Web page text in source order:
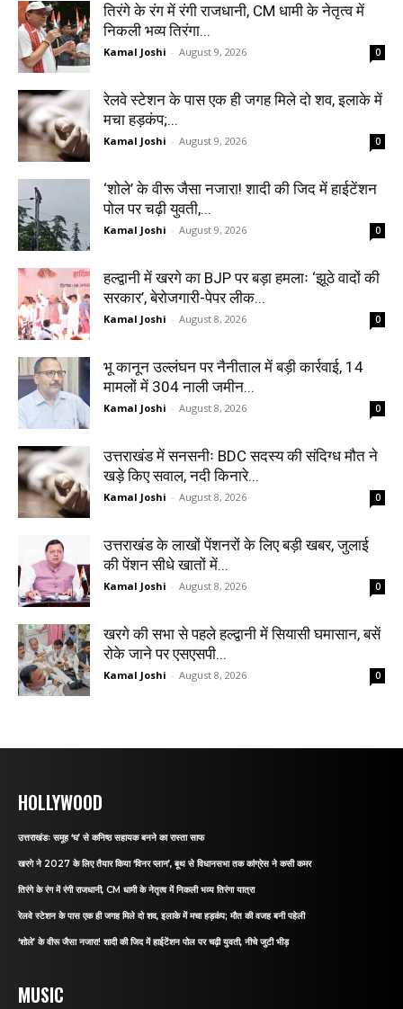
तिरंगे के रंग में रंगी राजधानी, CM धामी के नेतृत्व में
निकली भव्य तिरंगा...
Kamal Joshi - August 9, 2026 0
रेलवे स्टेशन के पास एक ही जगह मिले दो शव, इलाके में
मचा हड़कंप;...
Kamal Joshi - August 9, 2026 0
‘शोले’ के वीरू जैसा नजारा! शादी की जिद में हाईटेंशन
पोल पर चढ़ी युवती,...
Kamal Joshi - August 9, 2026 0
हल्द्वानी में खरगे का BJP पर बड़ा हमलाः ‘झूठे वादों की
सरकार’, बेरोजगारी-पेपर लीक...
Kamal Joshi - August 8, 2026 0
भू कानून उल्लंघन पर नैनीताल में बड़ी कार्रवाई, 14
मामलों में 304 नाली जमीन...
Kamal Joshi - August 8, 2026 0
उत्तराखंड में सनसनीः BDC सदस्य की संदिग्ध मौत ने
खड़े किए सवाल, नदी किनारे...
Kamal Joshi - August 8, 2026 0
उत्तराखंड के लाखों पेंशनरों के लिए बड़ी खबर, जुलाई
की पेंशन सीधे खातों में...
Kamal Joshi - August 8, 2026 0
खरगे की सभा से पहले हल्द्वानी में सियासी घमासान, बसें
रोके जाने पर एसएसपी...
Kamal Joshi - August 8, 2026 0
HOLLYWOOD
उत्तराखंडः समूह ‘घ’ से कनिष्ठ सहायक बनने का रास्ता साफ
खरगे ने 2027 के लिए तैयार किया ‘विनर प्लान’, बूथ से विधानसभा तक कांग्रेस ने कसी कमर
तिरंगे के रंग में रंगी राजधानी, CM धामी के नेतृत्व में निकली भव्य तिरंगा यात्रा
रेलवे स्टेशन के पास एक ही जगह मिले दो शव, इलाके में मचा हड़कंप; मौत की वजह बनी पहेली
‘शोले’ के वीरू जैसा नजारा! शादी की जिद में हाईटेंशन पोल पर चढ़ी युवती, नीचे जुटी भीड़
MUSIC